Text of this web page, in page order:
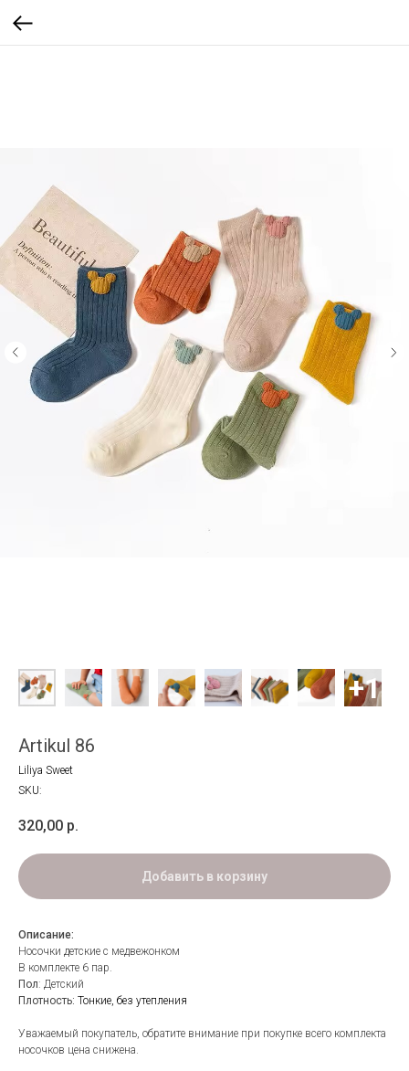
Artikul 86
Liliya Sweet
SKU:
320,00 р.
Добавить в корзину
Описание:
Носочки детские с медвежонком
В комплекте 6 пар.
Пол: Детский
Плотность: Тонкие, без утепления
Уважаемый покупатель, обратите внимание при покупке всего комплекта
носочков цена снижена.